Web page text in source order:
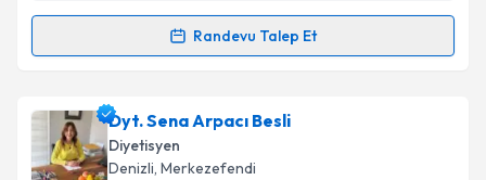
Kişisel verilerimin işlenmesine ilişkin
Metni'ni okudum ve kişisel verilerimin belirtilen
Takvim Talebini Gönder
Randevu Talep Et
Randevu Takvimi Talebi
Dyt. Elvan Nalcacıiçin randevu takvimi talebi
oluşturun. Size bu uzmandan randevu almanız için bir
takvim hazırlandığında e-posta ile bilgilendireceğiz.
Dyt. Sena Arpacı Besli
Diyetisyen
Denizli, Merkezefendi